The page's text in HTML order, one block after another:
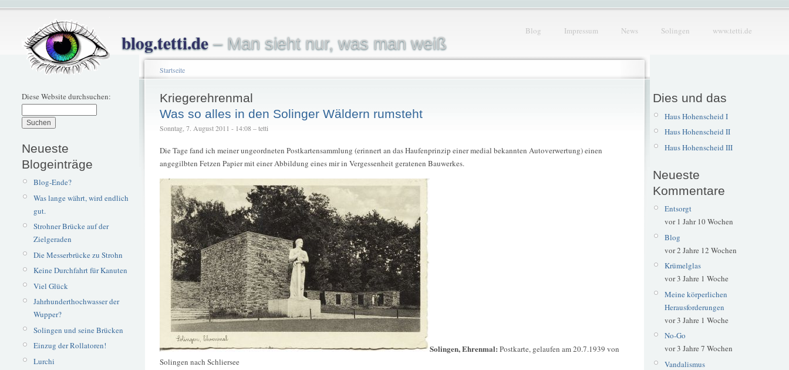
blog.tetti.de– Man sieht nur, was man weiß
Blog Impressum News Solingen www.tetti.de
Diese Website durchsuchen:
Neueste
Blogeinträge
Blog-Ende?
Was lange währt, wird endlich
gut.
Strohner Brücke auf der
Zielgeraden
Die Messerbrücke zu Strohn
Keine Durchfahrt für Kanuten
Viel Glück
Jahrhunderthochwasser der
Wupper?
Solingen und seine Brücken
Einzug der Rollatoren!
Lurchi
Startseite
Kriegerehrenmal
Was so alles in den Solinger Wäldern rumsteht
Sonntag, 7. August 2011 - 14:08 – tetti
Die Tage fand ich meiner ungeordneten Postkartensammlung (erinnert an das Haufenprinzip einer medial bekannten Autoverwertung) einen
angegilbten Fetzen Papier mit einer Abbildung eines mir in Vergessenheit geratenen Bauwerkes.
Solingen, Ehrenmal: Postkarte, gelaufen am 20.7.1939 von
Solingen nach Schliersee
Dies und das
Haus Hohenscheid I
Haus Hohenscheid II
Haus Hohenscheid III
Neueste
Kommentare
Entsorgt
vor 1 Jahr 10 Wochen
Blog
vor 2 Jahre 12 Wochen
Krümelglas
vor 3 Jahre 1 Woche
Meine körperlichen
Herausforderungen
vor 3 Jahre 1 Woche
No-Go
vor 3 Jahre 7 Wochen
Vandalismus